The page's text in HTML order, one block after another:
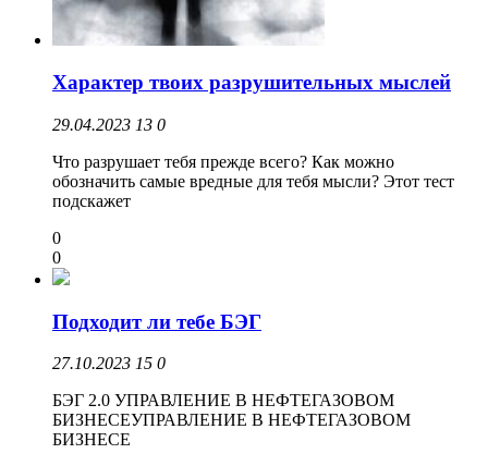
Характер твоих разрушительных мыслей
29.04.2023 13 0
Что разрушает тебя прежде всего? Как можно
обозначить самые вредные для тебя мысли? Этот тест
подскажет
0
0
Подходит ли тебе БЭГ
27.10.2023 15 0
БЭГ 2.0 УПРАВЛЕНИЕ В НЕФТЕГАЗОВОМ
БИЗНЕСЕУПРАВЛЕНИЕ В НЕФТЕГАЗОВОМ
БИЗНЕСЕ